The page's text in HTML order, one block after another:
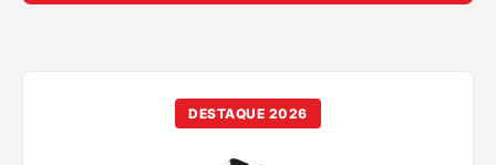
DESTAQUE 2026